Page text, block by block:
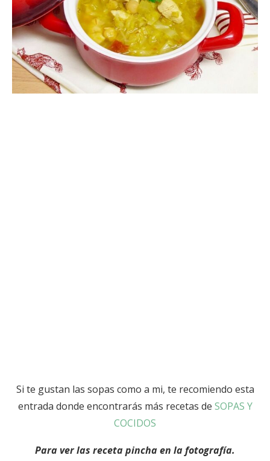
Si te gustan las sopas como a mi, te recomiendo esta
entrada donde encontrarás más recetas de SOPAS Y
COCIDOS
Para ver las receta pincha en la fotografía.